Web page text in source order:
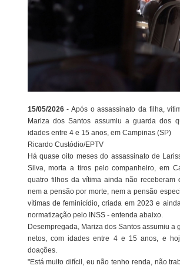
15/05/2026- Após o assassinato da filha,
Mariza dos Santos assumiu a guarda dos
idades entre 4 e 15 anos, em Campinas (SP)
Ricardo Custódio/EPTV
Há quase oito meses do assassinato de
Silva, morta a tiros pelo companheiro, em
quatro filhos da vítima ainda não receberam
nem a pensão por morte, nem a pensão
vítimas de feminicídio, criada em 2023 e
normatização pelo INSS - entenda abaixo.
Desempregada, Mariza dos Santos assumiu a
netos, com idades entre 4 e 15 anos, e
doações.
"Está muito difícil, eu não tenho renda, não